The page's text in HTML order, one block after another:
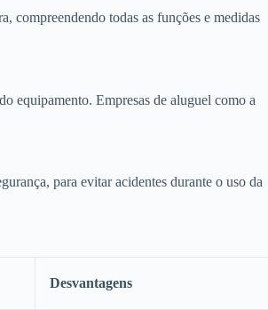
compreendendo todas as funções e medidas
equipamento. Empresas de aluguel como a
para evitar acidentes durante o uso da
Desvantagens